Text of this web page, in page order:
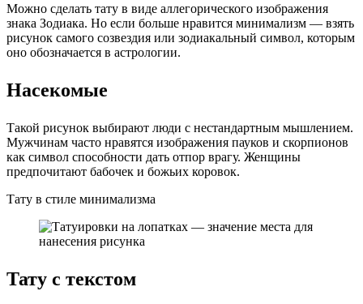
Можно сделать тату в виде аллегорического изображения
знака Зодиака. Но если больше нравится минимализм — взять
рисунок самого созвездия или зодиакальный символ, которым
оно обозначается в астрологии.
Насекомые
Такой рисунок выбирают люди с нестандартным мышлением.
Мужчинам часто нравятся изображения пауков и скорпионов
как символ способности дать отпор врагу. Женщины
предпочитают бабочек и божьих коровок.
Тату в стиле минимализма
Тату с текстом